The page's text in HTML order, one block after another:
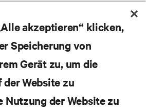
Newsletter und erhalten
Technologietrends
akzeptieren“ klicken,
Speicherung von
Gerät zu, um die
Website zu
Nutzung der Website zu